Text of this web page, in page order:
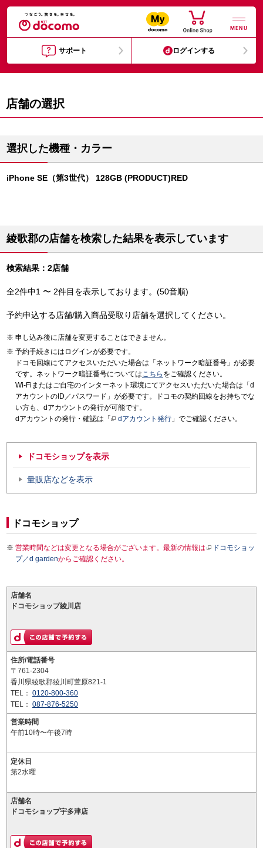
MENU
サポート ログインする
店舗の選択
選択した機種・カラー
iPhone SE（第3世代） 128GB (PRODUCT)RED
綾歌郡の店舗を検索した結果を表示しています
検索結果：2店舗
全2件中1 〜 2件目を表示しております。(50音順)
予約申込する店舗/購入商品受取り店舗を選択してください。
申し込み後に店舗を変更することはできません。
予約手続きにはログインが必要です。
ドコモ回線にてアクセスいただいた場合は「ネットワーク暗証番号」が必要
です。ネットワーク暗証番号についてはこちら をご確認ください。
Wi-Fiまたはご自宅のインターネット環境にてアクセスいただいた場合は「d
アカウントのID／パスワード」が必要です。ドコモの契約回線をお持ちでな
い方も、dアカウントの発行が可能です。
dアカウントの発行・確認は「
dアカウント発行 」でご確認ください。
ドコモショップを表示
量販店などを表示
ドコモショップ
営業時間などは変更となる場合がございます。最新の情報は
ドコモショッ
プ／d gardenからご確認ください。
店舗名
ドコモショップ綾川店
住所/電話番号
〒761-2304
香川県綾歌郡綾川町萱原821-1
TEL： 0120-800-360
TEL： 087-876-5250
営業時間
午前10時〜午後7時
定休日
第2水曜
店舗名
ドコモショップ宇多津店